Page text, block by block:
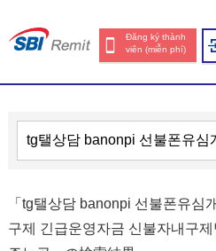
Đăng ký thành
viên (miễn phí)
「tg탤상담 banonpi 선불폰유심
구제 긴급운영자금 신불자내구